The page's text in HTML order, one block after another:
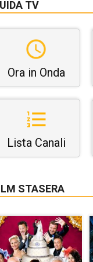
TV
Ora in Onda
Lista Canali
STASERA